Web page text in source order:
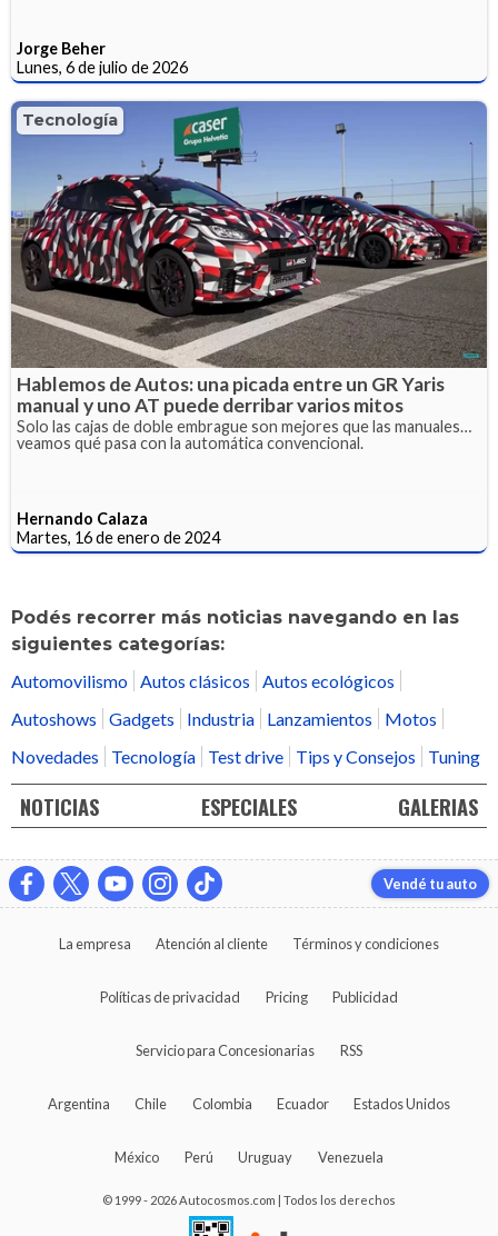
Jorge Beher
Lunes, 6 de julio de 2026
Tecnología
Hablemos de Autos: una picada entre un GR Yaris
manual y uno AT puede derribar varios mitos
Solo las cajas de doble embrague son mejores que las manuales…
veamos qué pasa con la automática convencional.
Hernando Calaza
Martes, 16 de enero de 2024
Podés recorrer más noticias navegando en las
siguientes categorías:
Automovilismo Autos clásicos
Autos ecológicos
Autoshows
Gadgets Industria Lanzamientos
Motos
Novedades
Tecnología Test drive Tips y Consejos Tuning
NOTICIAS ESPECIALES GALERIAS
Vendé tu auto
La empresa Atención al cliente Términos y condiciones
Políticas de privacidad Pricing Publicidad
Servicio para Concesionarias RSS
Argentina Chile Colombia Ecuador Estados Unidos
México Perú Uruguay Venezuela
© 1999 - 2026 Autocosmos.com | Todos los derechos